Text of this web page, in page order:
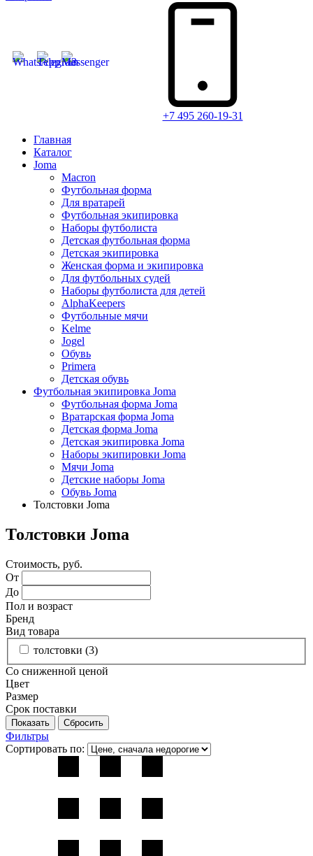
+7 495 260-19-31
Главная
Каталог
Joma
Macron
Футбольная форма
Для вратарей
Футбольная экипировка
Наборы футболиста
Детская футбольная форма
Детская экипировка
Женская форма и экипировка
Для футбольных судей
Наборы футболиста для детей
AlphaKeepers
Футбольные мячи
Kelme
Jogel
Обувь
Primera
Детская обувь
Футбольная экипировка Joma
Футбольная форма Joma
Вратарская форма Joma
Детская форма Joma
Детская экипировка Joma
Наборы экипировки Joma
Мячи Joma
Детские наборы Joma
Обувь Joma
Толстовки Joma
Толстовки Joma
Стоимость, руб.
От
До
Пол и возраст
Бренд
Вид товара
толстовки (3)
Со сниженной ценой
Цвет
Размер
Срок поставки
Фильтры
Сортировать по: